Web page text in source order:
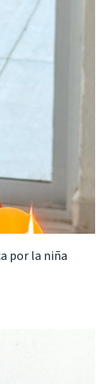
por la niña